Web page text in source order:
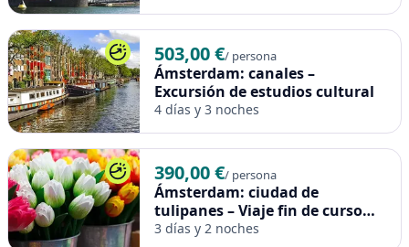
503,00 €/ persona
Ámsterdam: canales –
Excursión de estudios cultural
4 días y 3 noches
390,00 €/ persona
Ámsterdam: ciudad de
tulipanes – Viaje fin de curso
escolar
3 días y 2 noches